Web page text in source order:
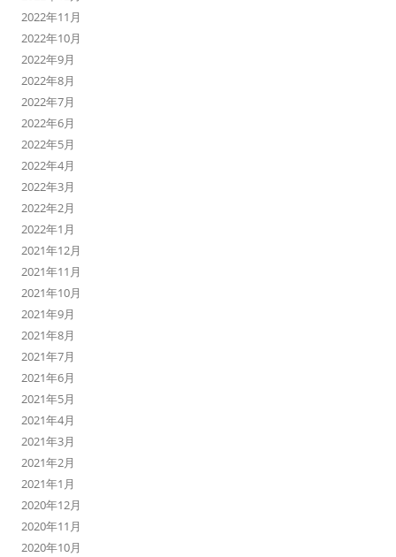
2022年11月
2022年10月
2022年9月
2022年8月
2022年7月
2022年6月
2022年5月
2022年4月
2022年3月
2022年2月
2022年1月
2021年12月
2021年11月
2021年10月
2021年9月
2021年8月
2021年7月
2021年6月
2021年5月
2021年4月
2021年3月
2021年2月
2021年1月
2020年12月
2020年11月
2020年10月